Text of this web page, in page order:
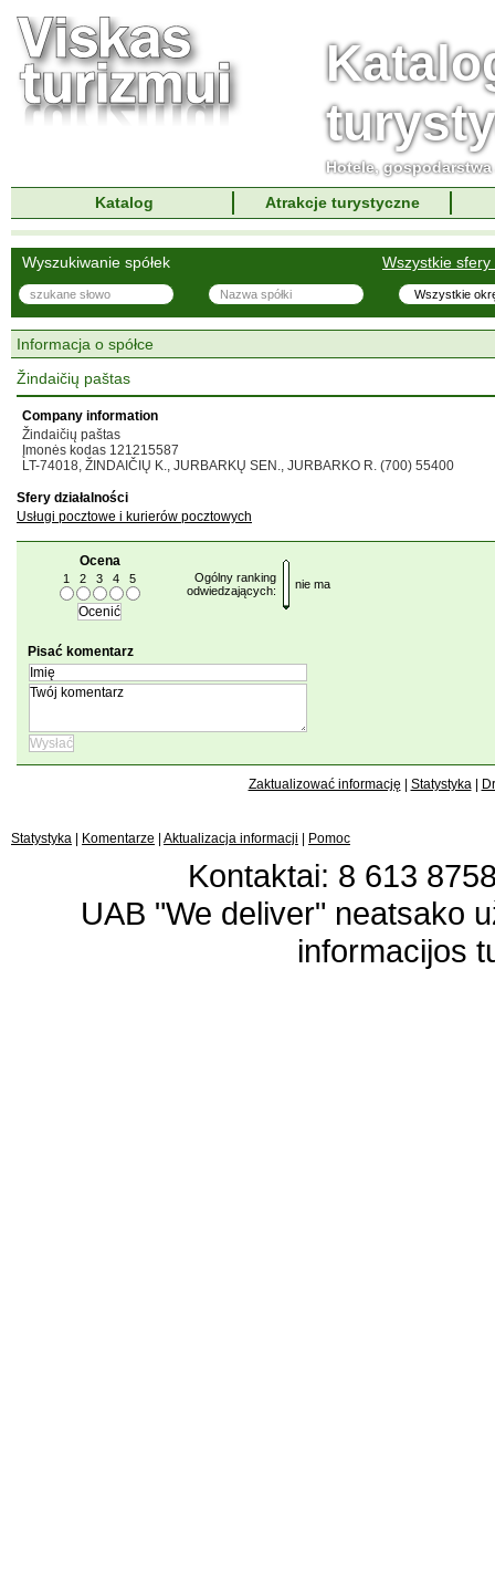
Hotele,
Katalog
Atrakcje turystyczne
Wszystkie sfery
Wyszukiwanie spółek
Informacja o spółce
Žindaičių paštas
Company information
Žindaičių paštas
Įmonės kodas 121215587
LT-74018, ŽINDAIČIŲ K., JURBARKŲ SEN., JURBARKO R. (700) 55400
Sfery działalności
Usługi pocztowe i kurierów pocztowych
Ocena
1 2 3 4 5
Ogólny ranking
odwiedzających:
nie ma
Pisać komentarz
Zaktualizować informację Statystyka|
Statystyka Komentarze Aktualizacja informacji Pomoc
Kontaktai: 8 613
UAB "We deliver" neatsako
informacijos